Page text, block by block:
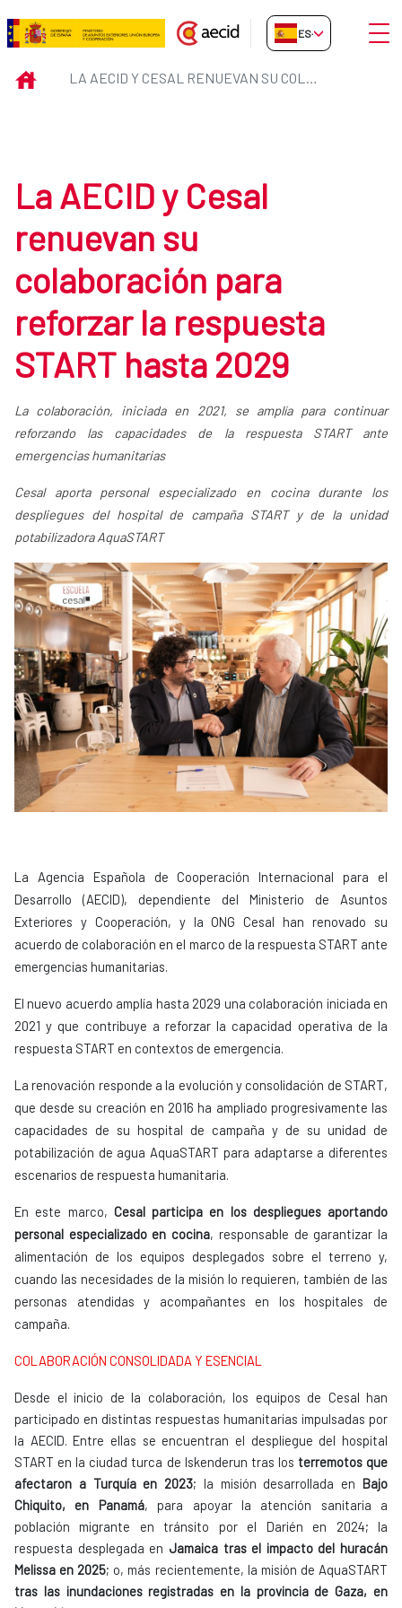
Saltar al contenido principal
La AECID y Cesal renuevan su
ES-ES Abrir
INICIO LA AECID Y CESAL RENUEVAN SU COLABORACIÓN PARA REFORZAR LA RESPUESTA START HASTA 2029
La AECID y Cesal
renuevan su
colaboración para
reforzar la respuesta
START hasta 2029
La colaboración, iniciada en 2021, se amplía para continuar
reforzando las capacidades de la respuesta START ante
emergencias humanitarias
Cesal aporta personal especializado en cocina durante los
despliegues del hospital de campaña START y de la unidad
potabilizadora AquaSTART
La Agencia Española de Cooperación Internacional para el
Desarrollo (AECID), dependiente del Ministerio de Asuntos
Exteriores y Cooperación, y la ONG Cesal han renovado su
acuerdo de colaboración en el marco de la respuesta START ante
emergencias humanitarias.
El nuevo acuerdo amplía hasta 2029 una colaboración iniciada en
2021 y que contribuye a reforzar la capacidad operativa de la
respuesta START en contextos de emergencia.
La renovación responde a la evolución y consolidación de START,
que desde su creación en 2016 ha ampliado progresivamente las
capacidades de su hospital de campaña y de su unidad de
potabilización de agua AquaSTART para adaptarse a diferentes
escenarios de respuesta humanitaria.
En este marco, Cesal participa en los despliegues aportando
personal especializado en cocina, responsable de garantizar la
alimentación de los equipos desplegados sobre el terreno y,
cuando las necesidades de la misión lo requieren, también de las
personas atendidas y acompañantes en los hospitales de
campaña.
COLABORACIÓN CONSOLIDADA Y ESENCIAL
Desde el inicio de la colaboración, los equipos de Cesal han
participado en distintas respuestas humanitarias impulsadas por
la AECID. Entre ellas se encuentran el despliegue del hospital
START en la ciudad turca de Iskenderun tras los terremotos que
afectaron a Turquía en 2023; la misión desarrollada enBajo
Chiquito, en Panamá, para apoyar la atención sanitaria a
población migrante en tránsito por el Darién en 2024; la
respuesta desplegada en Jamaica tras el impacto del huracán
Melissa en 2025; o, más recientemente, la misión de AquaSTART
tras las inundaciones registradas en la provincia de Gaza, en